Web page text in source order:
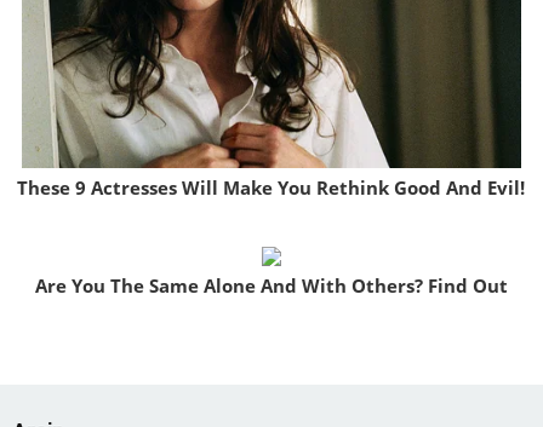
These 9 Actresses Will Make You Rethink Good And Evil!
Are You The Same Alone And With Others? Find Out